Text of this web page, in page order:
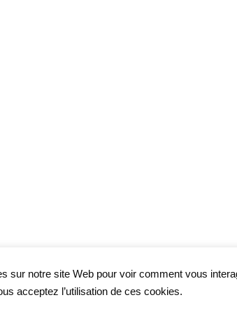
sur notre site Web pour voir comment vous
acceptez l’utilisation de ces cookies.